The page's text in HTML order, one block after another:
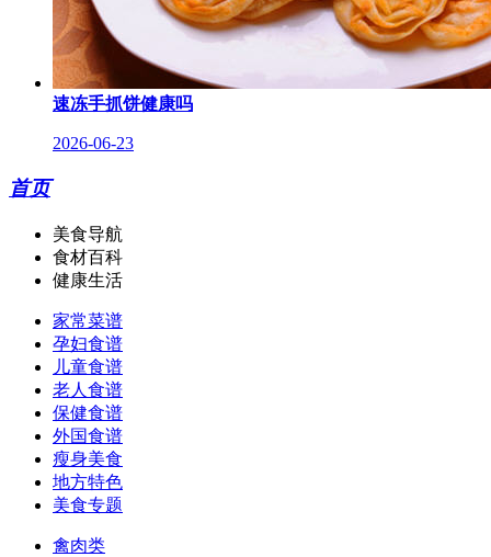
速冻手抓饼健康吗
2026-06-23
首页
美食导航
食材百科
健康生活
家常菜谱
孕妇食谱
儿童食谱
老人食谱
保健食谱
外国食谱
瘦身美食
地方特色
美食专题
禽肉类